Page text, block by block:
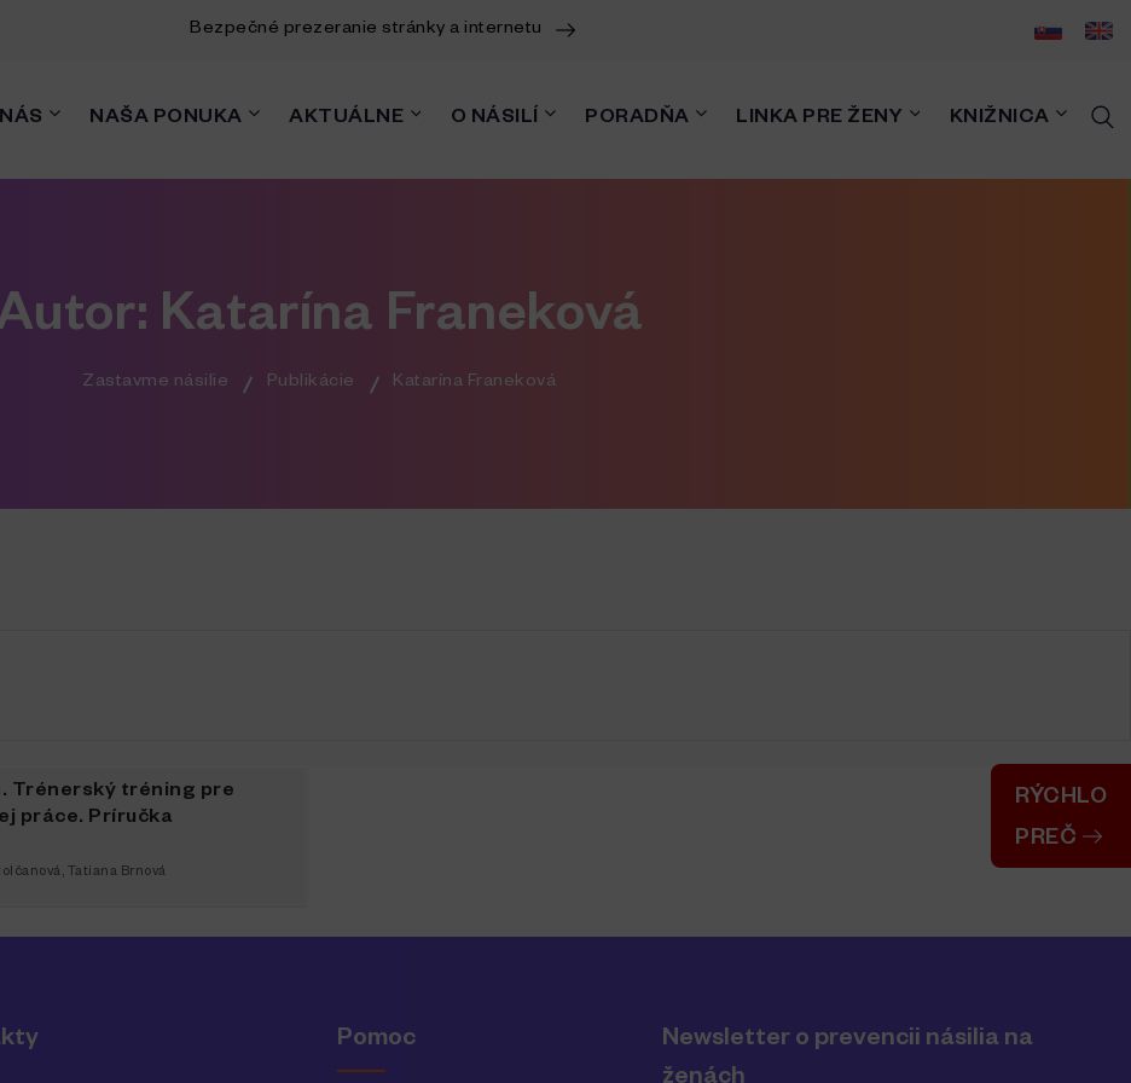
Bezpečné prezeranie stránky a internetu
RÝCHLO
PREČ
NAŠA PONUKA AKTUÁLNE O NÁSILÍ PORADŇA LINKA PRE ŽENY KNIŽNICA
Katarína Franeková
Zastavme násilie Publikácie Katarína Franeková
Trénerský tréning pre
práce. Príručka
, Tatiana Brnová
Pomoc
Newsletter o prevencii násilia na